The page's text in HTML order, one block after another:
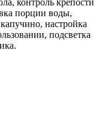
порции воды,
настройка
подсветка